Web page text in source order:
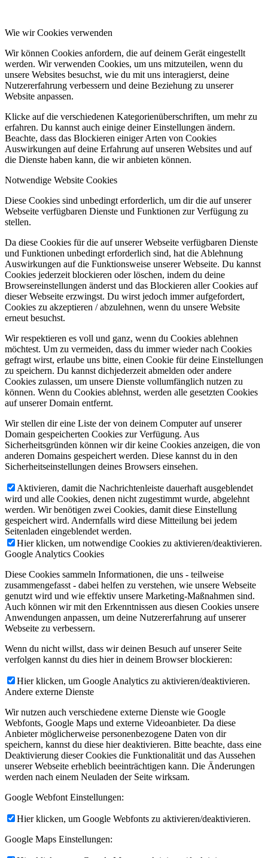
Wie wir Cookies verwenden
Wir können Cookies anfordern, die auf deinem Gerät eingestellt
werden. Wir verwenden Cookies, um uns mitzuteilen, wenn du
unsere Websites besuchst, wie du mit uns interagierst, deine
Nutzererfahrung verbessern und deine Beziehung zu unserer
Website anpassen.
Klicke auf die verschiedenen Kategorienüberschriften, um mehr zu
erfahren. Du kannst auch einige deiner Einstellungen ändern.
Beachte, dass das Blockieren einiger Arten von Cookies
Auswirkungen auf deine Erfahrung auf unseren Websites und auf
die Dienste haben kann, die wir anbieten können.
Notwendige Website Cookies
Diese Cookies sind unbedingt erforderlich, um dir die auf unserer
Webseite verfügbaren Dienste und Funktionen zur Verfügung zu
stellen.
Da diese Cookies für die auf unserer Webseite verfügbaren Dienste
und Funktionen unbedingt erforderlich sind, hat die Ablehnung
Auswirkungen auf die Funktionsweise unserer Webseite. Du kannst
Cookies jederzeit blockieren oder löschen, indem du deine
Browsereinstellungen änderst und das Blockieren aller Cookies auf
dieser Webseite erzwingst. Du wirst jedoch immer aufgefordert,
Cookies zu akzeptieren / abzulehnen, wenn du unsere Website
erneut besuchst.
Wir respektieren es voll und ganz, wenn du Cookies ablehnen
möchtest. Um zu vermeiden, dass du immer wieder nach Cookies
gefragt wirst, erlaube uns bitte, einen Cookie für deine Einstellungen
zu speichern. Du kannst dichjederzeit abmelden oder andere
Cookies zulassen, um unsere Dienste vollumfänglich nutzen zu
können. Wenn du Cookies ablehnst, werden alle gesetzten Cookies
auf unserer Domain entfernt.
Wir stellen dir eine Liste der von deinem Computer auf unserer
Domain gespeicherten Cookies zur Verfügung. Aus
Sicherheitsgründen können wir dir keine Cookies anzeigen, die von
anderen Domains gespeichert werden. Diese kannst du in den
Sicherheitseinstellungen deines Browsers einsehen.
Aktivieren, damit die Nachrichtenleiste dauerhaft ausgeblendet
wird und alle Cookies, denen nicht zugestimmt wurde, abgelehnt
werden. Wir benötigen zwei Cookies, damit diese Einstellung
gespeichert wird. Andernfalls wird diese Mitteilung bei jedem
Seitenladen eingeblendet werden.
Hier klicken, um notwendige Cookies zu aktivieren/deaktivieren.
Google Analytics Cookies
Diese Cookies sammeln Informationen, die uns - teilweise
zusammengefasst - dabei helfen zu verstehen, wie unsere Webseite
genutzt wird und wie effektiv unsere Marketing-Maßnahmen sind.
Auch können wir mit den Erkenntnissen aus diesen Cookies unsere
Anwendungen anpassen, um deine Nutzererfahrung auf unserer
Webseite zu verbessern.
Wenn du nicht willst, dass wir deinen Besuch auf unserer Seite
verfolgen kannst du dies hier in deinem Browser blockieren:
Hier klicken, um Google Analytics zu aktivieren/deaktivieren.
Andere externe Dienste
Wir nutzen auch verschiedene externe Dienste wie Google
Webfonts, Google Maps und externe Videoanbieter. Da diese
Anbieter möglicherweise personenbezogene Daten von dir
speichern, kannst du diese hier deaktivieren. Bitte beachte, dass eine
Deaktivierung dieser Cookies die Funktionalität und das Aussehen
unserer Webseite erheblich beeinträchtigen kann. Die Änderungen
werden nach einem Neuladen der Seite wirksam.
Google Webfont Einstellungen:
Hier klicken, um Google Webfonts zu aktivieren/deaktivieren.
Google Maps Einstellungen: